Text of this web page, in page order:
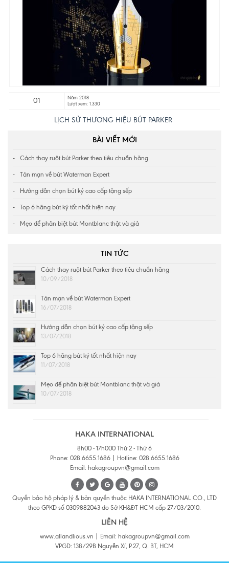
01
Năm 2018
Lượt xem: 1.330
LỊCH SỬ THƯƠNG HIỆU BÚT PARKER
BÀI VIẾT MỚI
Cách thay ruột bút Parker theo tiêu chuẩn hãng
Tản mạn về bút Waterman Expert
Hướng dẫn chọn bút ký cao cấp tặng sếp
Top 6 hãng bút ký tốt nhất hiện nay
Mẹo để phân biệt bút Montblanc thật và giả
TIN TỨC
Cách thay ruột bút Parker theo tiêu chuẩn hãng
10/09/2018
Tản mạn về bút Waterman Expert
16/07/2018
Hướng dẫn chọn bút ký cao cấp tặng sếp
13/07/2018
Top 6 hãng bút ký tốt nhất hiện nay
11/07/2018
Mẹo để phân biệt bút Montblanc thật và giả
10/07/2018
HAKA INTERNATIONAL
8h00 - 17h000 Thứ 2 - Thứ 6
Phone: 028.6655.1686 | Hotline: 028.6655.1686
Email: hakagroupvn@gmail.com
Quyền bảo hộ pháp lý & bản quyền thuộc HAKA INTERNATIONAL CO., LTD
theo GPKD số 0309882043 do Sở KH&ĐT HCM cấp 27/03/2010.
LIÊN HỆ
www.allandlious.vn | Email: hakagroupvn@gmail.com
VPGD: 138/29B Nguyễn Xí, P.27, Q. BT, HCM